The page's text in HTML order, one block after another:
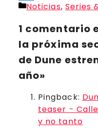
Compartir
Categorías
Noticias, Series
1 comentario
la próxima
de Dune
año»
Pingback:
teaser -
y no tanto